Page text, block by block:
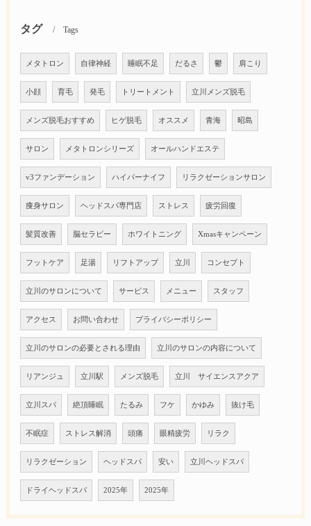
タグ Tags
メタトロン 自律神経 睡眠不足 だるさ 鬱 肩こり
小顔 育毛 発毛 トリートメント 立川メンズ脱毛
メンズ脱毛おすすめ ヒゲ脱毛 オススメ 青海 昭島
サロン メタトロンシリーズ オールハンドエステ
v3ファンデーション ハイパーナイフ リラクゼーションサロン
痩身サロン ヘッドスパ専門店 ストレス 疲労回復
髪質改善 脳セラピー ホワイトニング Xmasキャンペーン
フットケア 足湯 リフトアップ 立川 コンセプト
立川のサロンについて サービス メニュー スタッフ
アクセス お問い合わせ プライバシーポリシー
立川のサロンの必要とされる理由 立川のサロンの内容について
リアンジュ 立川駅 メンズ脱毛 立川 サイエンスアクア
立川スパ 絶頂睡眠 たるみ フケ かゆみ 抜け毛
不眠症 ストレス解消 頭痛 眼精疲労 リラク
リラクゼーション ヘッドスパ 安い 立川ヘッドスパ
ドライヘッドスパ 2025年 2025年